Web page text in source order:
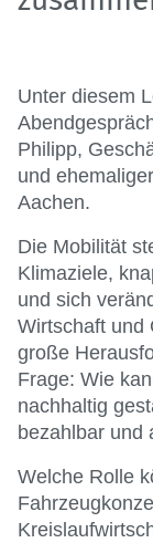
Unter diesem
Philipp,
und
Aachen.
Die Mobilität
Klimaziele,
und sich
Wirtschaft und
große
Frage: Wie
nachhaltig
bezahlbar und
Welche Rolle